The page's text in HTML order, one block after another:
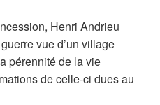
Henri Andrieu
vue d’un village
pérennité de la vie
de celle-ci dues au